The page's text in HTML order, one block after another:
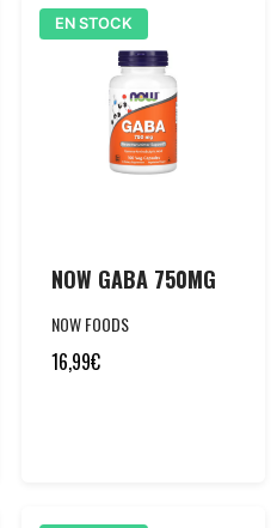
EN STOCK
NOW GABA 750MG
NOW FOODS
16,99€